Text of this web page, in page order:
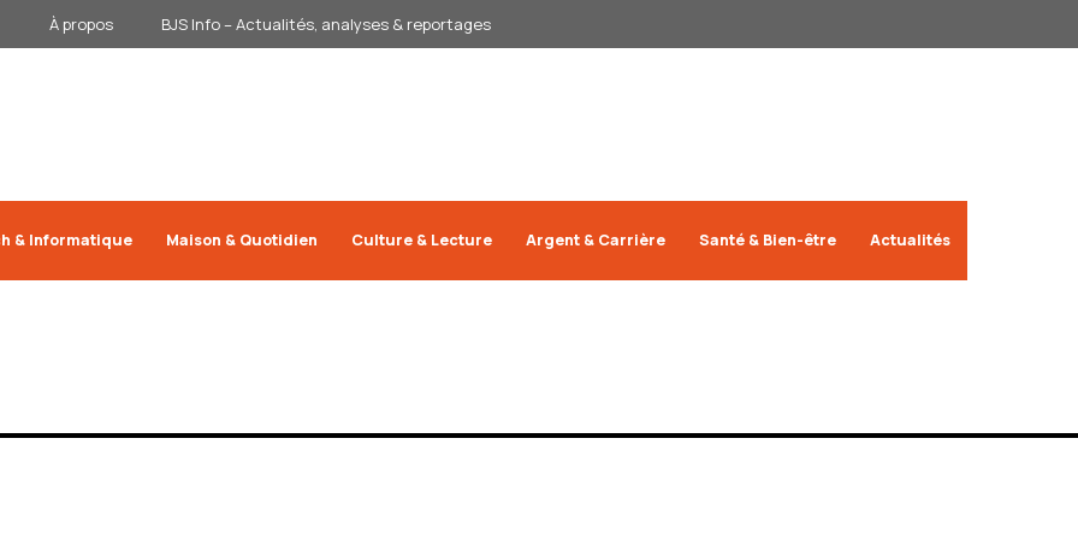
À propos BJS Info – Actualités, analyses & reportages
& Informatique Maison & Quotidien Culture & Lecture Argent & Carrière Santé & Bien-être Actualités